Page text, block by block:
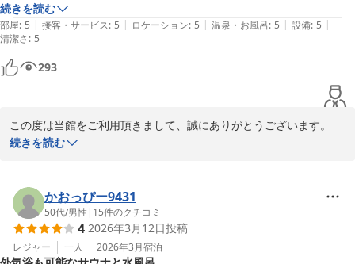
続きを読む
部屋: 5 | 接客・サービス: 5 | ロケーション: 5 | 温泉・お風呂: 5 | 設備: 5 |
清潔さ: 5
293
この度は当館をご利用頂きまして、誠にありがとうございます。
スタッフの対応につきまして、嬉しいお言葉をありがとうございま
またのご利用、スタッフ一同お待ちいたしております。
カプセルホテル ふらる
2026-06-19
続きを読む
かおっぴー9431
50代/男性 | 15件のクチコミ
4 2026年3月12日投稿
レジャー 一人 2026年3月宿泊